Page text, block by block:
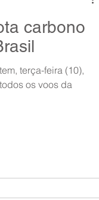
carbono
terça-feira (10),
os voos da